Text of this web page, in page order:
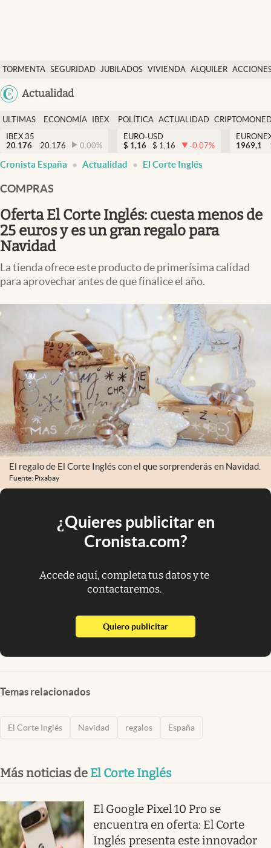
TORMENTA SEGURIDAD JUBILADOS VIVIENDA ALQUILER
USA
Actualidad
Economía y finanzas
Política
Actualidad
Criptomonedas
España
ULTIMAS
NOTICIAS
ECONOMÍA
FINANZAS
IBEX
EURO
POLÍTICA ACTUALIDAD
IBEX 35
20.176
20.176 0.00%
EURO-USD
$ 1,16 $ 1,16 -0.07%
1969,1
Cronista España Actualidad El Corte Inglés
COMPRAS
Oferta El Corte Inglés: cuesta menos de
25 euros y es un gran regalo para
Navidad
La tienda ofrece este producto de primerísima calidad
para aprovechar antes de que finalice el año.
El regalo de El Corte Inglés con el que sorprenderás en Navidad.
Fuente: Pixabay
¿Quieres publicitar en
Cronista.com?
Accede aquí, completa tus datos y te
contactaremos.
Quiero publicitarabre en nueva pestaña
Temas relacionados
El Corte Inglés Navidad regalos España
Más noticias de El Corte Inglés
El Google Pixel 10 Pro se
encuentra en oferta: El Corte
Inglés presenta este innovador